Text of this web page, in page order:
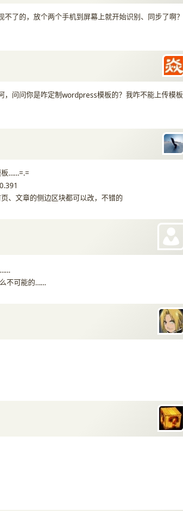
了的，放个两个手机到屏幕上就开始识别、同步了啊？
，问问你是咋定制wordpress模板的？我咋不能上传模板
板……=.=
、文章的侧边区块都可以改，不错的
……
不可能的……